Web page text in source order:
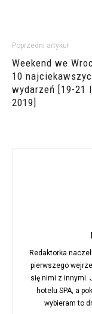
Poprzedni artykuł
Weekend we
10
wydarzeń [19-21
2019]
Redaktorka
pierwszego
się nimi z innymi.
hotelu SPA, a
wybieram to